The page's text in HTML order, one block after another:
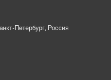
Петербург, Россия